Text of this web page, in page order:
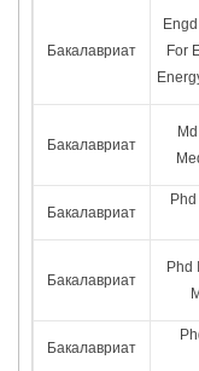
Бакалавриат
For
Бакалавриат
Бакалавриат
Бакалавриат
Phd
Бакалавриат